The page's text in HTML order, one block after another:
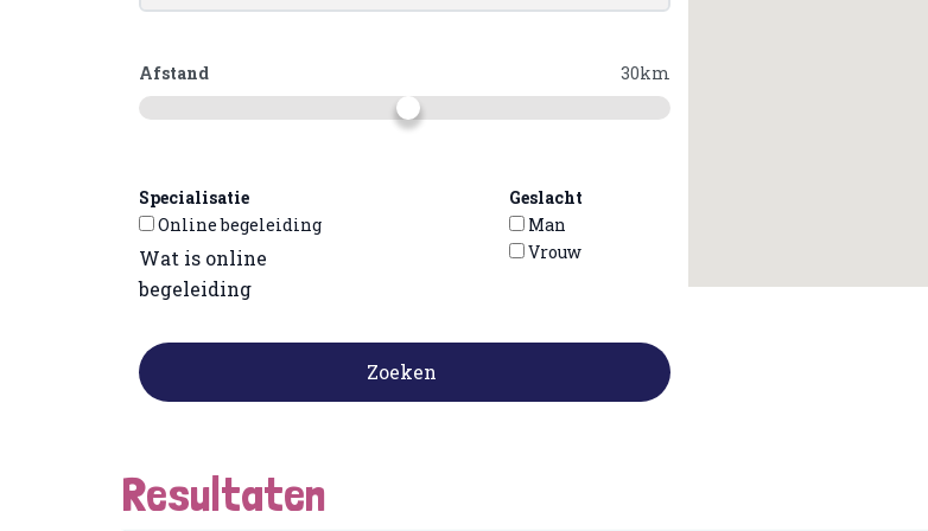
Afstand 30km
Specialisatie
Online begeleiding
Wat is online
begeleiding
Geslacht
Man
Vrouw
Zoeken
Resultaten